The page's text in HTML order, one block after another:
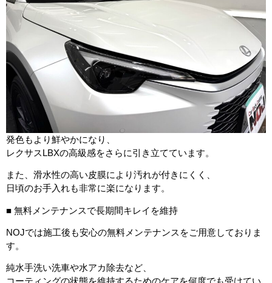
発色もより鮮やかになり、
レクサスLBXの高級感をさらに引き立てています。
また、滑水性の高い皮膜により汚れが付きにくく、
日頃のお手入れも非常に楽になります。
■ 無料メンテナンスで長期間キレイを維持
NOJでは施工後も安心の無料メンテナンスをご用意しておりま
す。
純水手洗い洗車や水アカ除去など、